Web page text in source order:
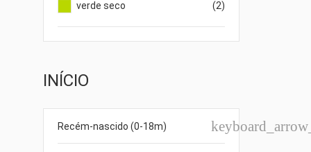
verde seco (2)
INÍCIO
Recém-nascido (0-18m)